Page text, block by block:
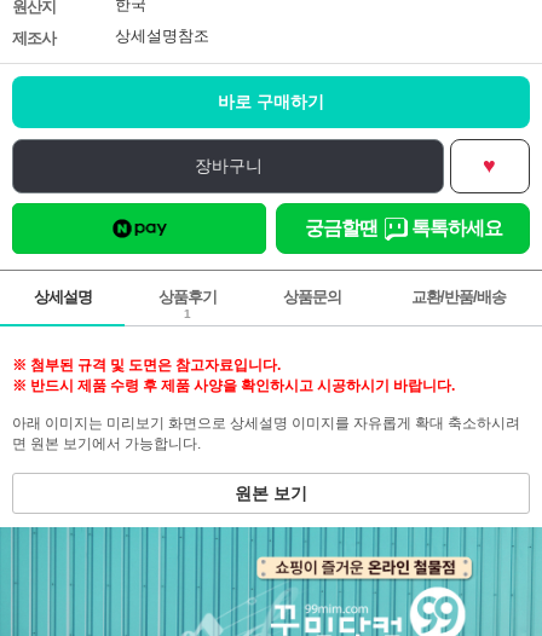
원산지
한국
제조사
상세설명참조
바로 구매하기
장바구니 ♥
궁금할땐 톡톡하세요
상세설명 상품후기
1
상품문의 교환/반품/배송
※ 첨부된 규격 및 도면은 참고자료입니다.
※ 반드시 제품 수령 후 제품 사양을 확인하시고 시공하시기 바랍니다.
아래 이미지는 미리보기 화면으로 상세설명 이미지를 자유롭게 확대 축소하시려
면 원본 보기에서 가능합니다.
원본 보기